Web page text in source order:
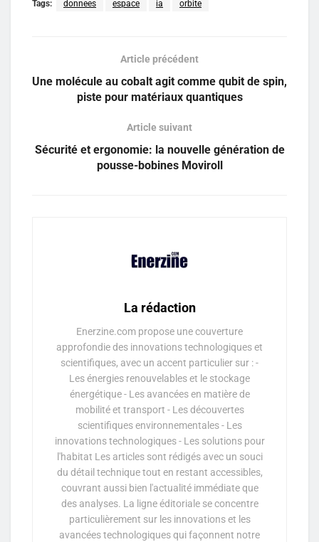
Tags: donnees espace ia orbite
Article précédent
Une molécule au cobalt agit comme qubit de spin,
piste pour matériaux quantiques
Article suivant
Sécurité et ergonomie: la nouvelle génération de
pousse-bobines Moviroll
La rédaction
Enerzine.com propose une couverture
approfondie des innovations technologiques et
scientifiques, avec un accent particulier sur : -
Les énergies renouvelables et le stockage
énergétique - Les avancées en matière de
mobilité et transport - Les découvertes
scientifiques environnementales - Les
innovations technologiques - Les solutions pour
l'habitat Les articles sont rédigés avec un souci
du détail technique tout en restant accessibles,
couvrant aussi bien l'actualité immédiate que
des analyses. La ligne éditoriale se concentre
particulièrement sur les innovations et les
avancées technologiques qui façonnent notre